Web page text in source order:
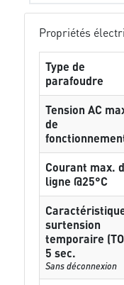
Propriétés
Type de
parafoudre
Tension AC
de
Courant max.
ligne @25°C
surtension
temporaire
5 sec.
Sans déconnexion